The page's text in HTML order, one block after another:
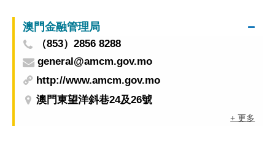
澳門金融管理局
（853）2856 8288
general@amcm.gov.mo
http://www.amcm.gov.mo
澳門東望洋斜巷24及26號
+ 更多